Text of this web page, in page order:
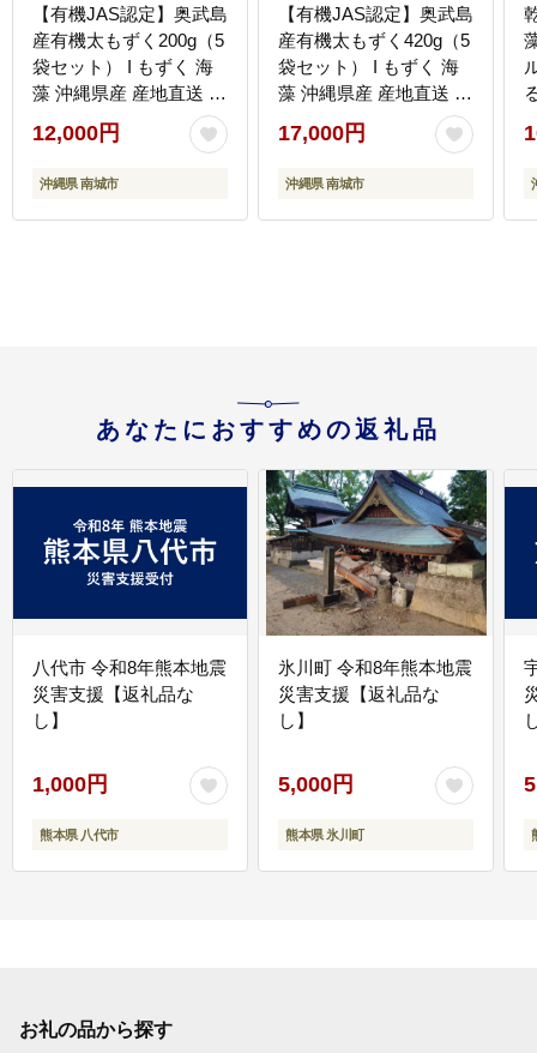
【有機JAS認定】奥武島
産有機太もずく200g（5
袋セット） I もずく 海
藻 沖縄県産 産地直送 ヘ
ルシー 沖縄県 南城市 ふ
るさと納税 農業生産法
人(株)島酒家
12,000円
沖縄県 南城市
【有機JAS認定】奥武島
産有機太もずく420g（5
袋セット） I もずく 海
藻 沖縄県産 産地直送 ヘ
ルシー 沖縄県 南城市 ふ
るさと納税 農業生産法
人(株)島酒家
17,000円
沖縄県 南城市
あなたにおすすめの返礼品
八代市 令和8年熊本地震
災害支援【返礼品な
し】
1,000円
熊本県 八代市
氷川町 令和8年熊本地震
災害支援【返礼品な
し】
5,000円
熊本県 氷川町
お礼の品から探す